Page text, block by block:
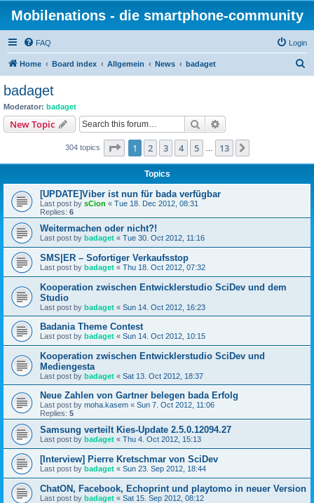
Mobilenations - die smartphone-community
FAQ Login
Home Board index Allgemein News badaget
badaget
Moderator: badaget
New Topic Search
304 topics Page 1of 13
1 2 3 4 5 13
Topics
[UPDATE]Viber ist nun für bada verfügbar
Last post by sCion « Tue 18. Dec 2012, 08:31
Replies: 6
Weitermachen oder nicht?!
Last post by badaget « Tue 30. Oct 2012, 11:16
SMS|ER – Sofortiger Verkaufsstop
Last post by badaget « Thu 18. Oct 2012, 07:32
Kooperation zwischen Entwicklerstudio SciDev und dem
Studio
Last post by badaget « Sun 14. Oct 2012, 16:23
Badania Theme Contest
Last post by badaget « Sun 14. Oct 2012, 10:15
Kooperation zwischen Entwicklerstudio SciDev und
Mediengesta
Last post by badaget « Sat 13. Oct 2012, 18:37
Neue Zahlen von Gartner belegen bada Erfolg
Last post by moha.kasem « Sun 7. Oct 2012, 11:06
Replies: 5
Samsung verteilt Kies-Update 2.5.0.12094.27
Last post by badaget « Thu 4. Oct 2012, 15:13
[Interview] Pierre Kretschmar von SciDev
Last post by badaget « Sun 23. Sep 2012, 18:44
ChatON, Facebook, Echoprint und playtomo in neuer Version
Last post by badaget « Sat 15. Sep 2012, 08:12